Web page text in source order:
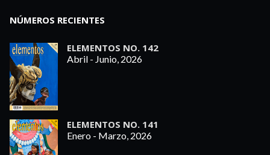
NÚMEROS RECIENTES
ELEMENTOS NO. 142
Abril - Junio, 2026
ELEMENTOS NO. 141
Enero - Marzo, 2026